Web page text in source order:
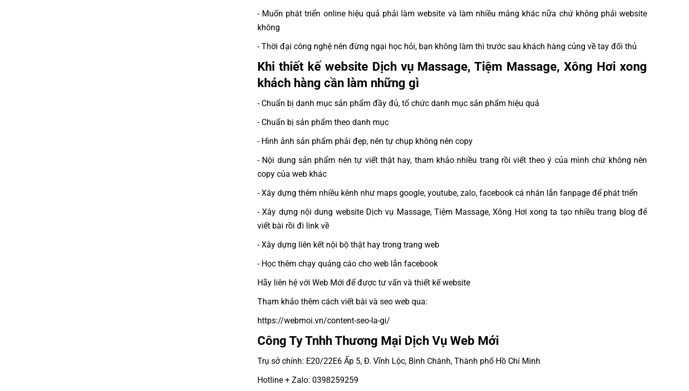
- Muốn phát triển online hiệu quả phải làm website và làm nhiều mảng khác nữa chứ không phải website
không
- Thời đại công nghệ nên đừng ngại học hỏi, bạn không làm thì trước sau khách hàng củng về tay đối thủ
Khi thiết kế website Dịch vụ Massage, Tiệm Massage, Xông Hơi xong
khách hàng cần làm những gì
- Chuẩn bị danh mục sản phẩm đầy đủ, tổ chức danh mục sản phẩm hiệu quả
- Chuẩn bị sản phẩm theo danh mục
- Hình ảnh sản phẩm phải đẹp, nên tự chụp không nên copy
- Nội dung sản phẩm nên tự viết thật hay, tham khảo nhiều trang rồi viết theo ý của mình chứ không nên
copy của web khác
- Xây dựng thêm nhiều kênh như maps google, youtube, zalo, facebook cá nhân lẫn fanpage để phát triển
- Xây dựng nội dung website Dịch vụ Massage, Tiệm Massage, Xông Hơi xong ta tạo nhiều trang blog để
viết bài rồi đi link về
- Xây dựng liên kết nội bộ thật hay trong trang web
- Học thêm chạy quảng cáo cho web lẫn facebook
Hãy liên hệ với Web Mới để được tư vấn và thiết kế website
Tham khảo thêm cách viết bài và seo web qua:
https://webmoi.vn/content-seo-la-gi/
Công Ty Tnhh Thương Mại Dịch Vụ Web Mới
Trụ sở chính: E20/22E6 Ấp 5, Đ. Vĩnh Lộc, Bình Chánh, Thành phố Hồ Chí Minh
Hotline + Zalo: 0398259259